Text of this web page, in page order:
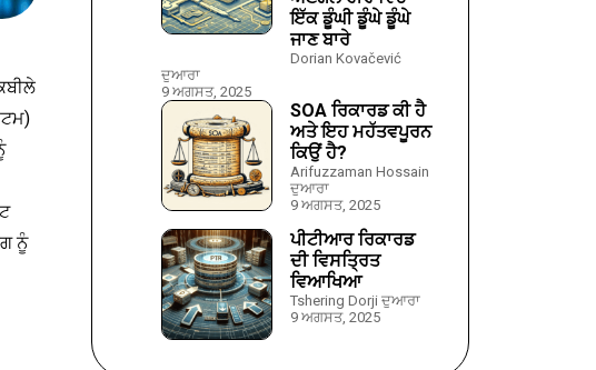
ਨੂੰ
ਇੱਕ ਡੂੰਘੀ ਡੂੰਘੇ ਡੂੰਘੇ
ਜਾਣ ਬਾਰੇ
Dorian Kovačević
ਦੁਆਰਾ
9 ਅਗਸਤ, 2025
SOA ਰਿਕਾਰਡ ਕੀ ਹੈ
ਅਤੇ ਇਹ ਮਹੱਤਵਪੂਰਨ
ਕਿਉਂ ਹੈ?
Arifuzzaman Hossain
ਦੁਆਰਾ
9 ਅਗਸਤ, 2025
ਪੀਟੀਆਰ ਰਿਕਾਰਡ
ਦੀ ਵਿਸਤ੍ਰਿਤ
ਵਿਆਖਿਆ
Tshering Dorji ਦੁਆਰਾ
9 ਅਗਸਤ, 2025